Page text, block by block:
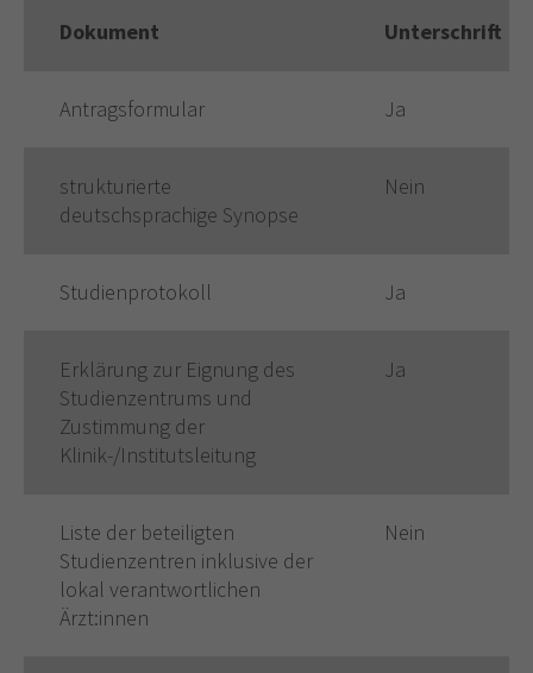
Dokument Unterschrift
Antragsformular Ja
strukturierte
deutschsprachige Synopse
Nein
Studienprotokoll Ja
Erklärung zur Eignung des
Studienzentrums und
Zustimmung der
Klinik-/Institutsleitung
Ja
Liste der beteiligten
Studienzentren inklusive der
lokal verantwortlichen
Ärzt:innen
Nein